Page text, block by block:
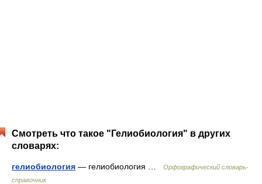
Смотреть что такое "Гелиобиология" в других
словарях:
гелиобиология — гелиобиология …
Орфографический словарь-
справочник